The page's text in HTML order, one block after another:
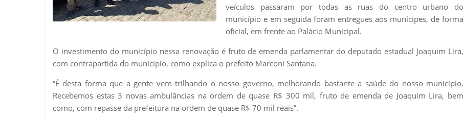
veículos passaram por todas as ruas do centro urbano do
município e em seguida foram entregues aos munícipes, de forma
oficial, em frente ao Palácio Municipal.
O investimento do município nessa renovação é fruto de emenda parlamentar do deputado estadual Joaquim Lira,
com contrapartida do município, como explica o prefeito Marconi Santana.
“É desta forma que a gente vem trilhando o nosso governo, melhorando bastante a saúde do nosso município.
Recebemos estas 3 novas ambulâncias na ordem de quase R$ 300 mil, fruto de emenda de Joaquim Lira, bem
como, com repasse da prefeitura na ordem de quase R$ 70 mil reais”.